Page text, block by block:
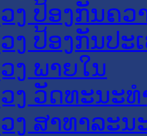
ງ ປ້ອງກັນຄວ
ງ ປ້ອງກັນປະ
ງ ພາຍໃນ
ງ ວັດທະນະ
ງ ສາທາລະນ